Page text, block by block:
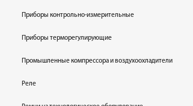
Приборы контрольно-измерительные
Приборы терморегулирующие
Промышленные компрессора и воздухоохладители
Реле